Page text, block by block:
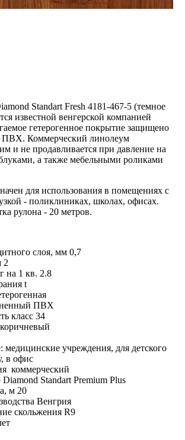
Standart Fresh 4181-467-5 (темное
известной венгерской компанией
гетерогенное покрытие защищено
ПВХ. Коммерческий линолеум
и не продавливается при давление на
а также мебельными роликами
для использования в помещениях с
- поликлиниках, школах, офисах.
рулона - 20 метров.
слоя, мм 0,7
2
на 1 кв. 2.8
t
ПВХ
класс 34
учреждения, для детского
в офис
коммерческий
Standart Premium Plus
м 20
Венгрия
скольжения R9